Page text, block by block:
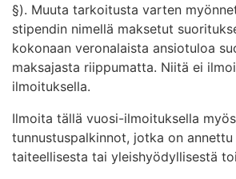
§). Muuta tarkoitusta varten
stipendin nimellä maksetut
kokonaan veronalaista ansiotuloa
maksajasta riippumatta. Niitä ei
ilmoituksella.
Ilmoita tällä vuosi-ilmoituksella myös
tunnustuspalkinnot, jotka on
taiteellisesta tai yleishyödyllisestä